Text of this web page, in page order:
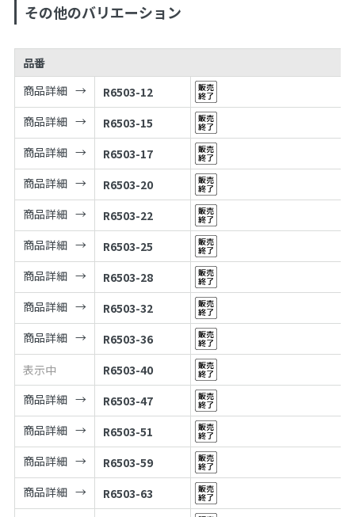
その他のバリエーション
品番
商品詳細
R6503-12
商品詳細
R6503-15
商品詳細
R6503-17
商品詳細
R6503-20
商品詳細
R6503-22
商品詳細
R6503-25
商品詳細
R6503-28
商品詳細
R6503-32
商品詳細
R6503-36
表示中
R6503-40
商品詳細
R6503-47
商品詳細
R6503-51
商品詳細
R6503-59
商品詳細
R6503-63